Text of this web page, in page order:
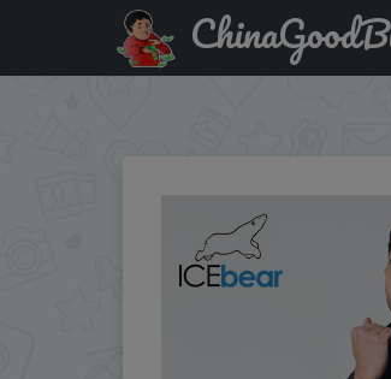
Код на знижку $10/10 ICEbear 2021
MWB21665D